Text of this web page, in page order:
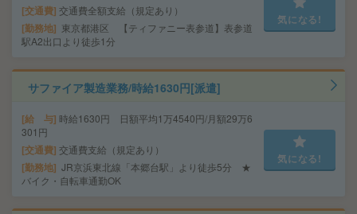
交通費 交通費全額支給（規定あり）
勤務地
東京都港区 【ティファニー表参道】表参道
駅A2出口より徒歩1分
気になる!
サファイア製造業務/時給1630円[派遣]
給 与 時給1630円 日額平均1万4540円/月額29万6
301円
交通費 交通費支給（規定あり）
勤務地 JR京浜東北線「本郷台駅」より徒歩5分 ★
バイク・自転車通勤OK
気になる!